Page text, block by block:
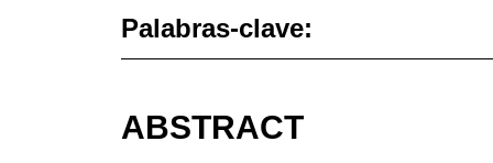
Palabras-clave:
ABSTRACT